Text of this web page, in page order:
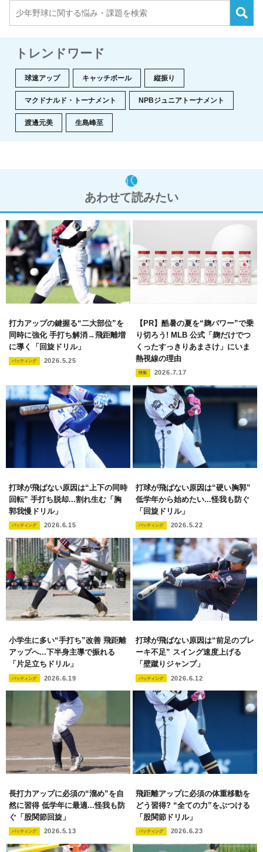
トレンドワード
球速アップ キャッチボール 縦振り
マクドナルド・トーナメント NPBジュニアトーナメント
渡邊元美 生島峰至
あわせて読みたい
打力アップの鍵握る“二大部位”を
同時に強化 手打ち解消→飛距離増
に導く「回旋ドリル」
バッティング 2026.5.25
【PR】酷暑の夏を“麹パワー”で乗
り切ろう! MLB 公式「麹だけでつ
くったすっきりあまさけ」にいま
熱視線の理由
特集 2026.7.17
打球が飛ばない原因は“上下の同時
回転” 手打ち脱却...割れ生む「胸
郭我慢ドリル」
バッティング 2026.6.15
打球が飛ばない原因は“硬い胸郭”
低学年から始めたい...怪我も防ぐ
「回旋ドリル」
バッティング 2026.5.22
小学生に多い“手打ち”改善 飛距離
アップへ...下半身主導で振れる
「片足立ちドリル」
バッティング 2026.6.19
打球が飛ばない原因は“前足のブレ
ーキ不足” スイング速度上げる
「壁蹴りジャンプ」
バッティング 2026.6.12
長打力アップに必須の“溜め”を自
然に習得 低学年に最適...怪我も防
ぐ「股関節回旋」
バッティング 2026.5.13
飛距離アップに必須の体重移動を
どう習得? “全ての力”をぶつける
「股関節ドリル」
バッティング 2026.6.23